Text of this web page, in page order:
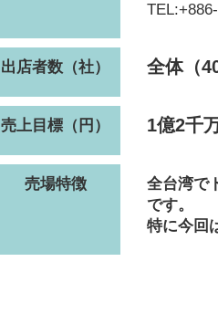
出店者数（社） 全体（
売上目標（円） 1億2千
売場特徴
全台湾で
です。
特に今回